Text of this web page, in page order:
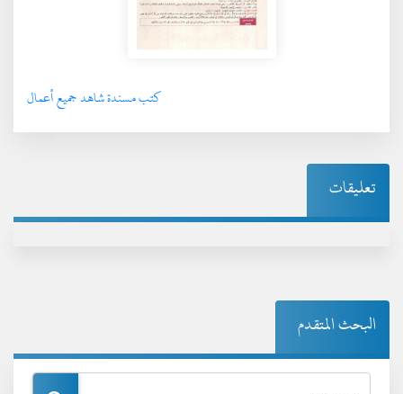
كتب مسندة شاهد جميع أعمال
تعليقات
البحث المتقدم